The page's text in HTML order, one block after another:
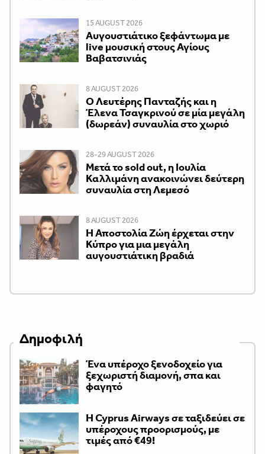
15 AUGUST 2026
Αυγουστιάτικο ξεφάντωμα με
live μουσική στους Αγίους
Βαβατσινιάς
8 AUGUST 2026
Ο Λευτέρης Πανταζής και η
Έλενα Τσαγκρινού σε μία μεγάλη
(δωρεάν) συναυλία στο χωριό
28-29 AUGUST 2026
Μετά το sold out, η Ιουλία
Καλλιμάνη ανακοινώνει δεύτερη
συναυλία στη Λεμεσό
8 AUGUST 2026
Η Αποστολία Ζώη έρχεται στην
Κύπρο για μια μεγάλη
αυγουστιάτικη βραδιά
Δημοφιλή
Ένα υπέροχο ξενοδοχείο για
ξεχωριστή διαμονή, σπα και
φαγητό
H Cyprus Airways σε ταξιδεύει σε
υπέροχους προορισμούς, με
τιμές από €49!